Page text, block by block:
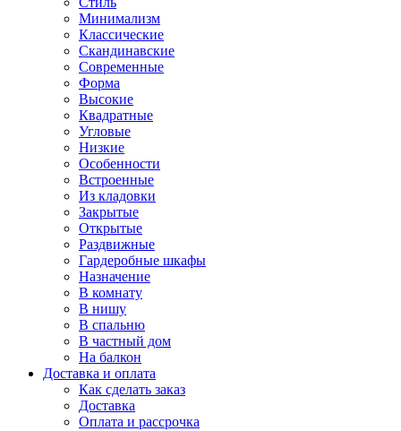
Минимализм
Классические
Скандинавские
Современные
Форма
Высокие
Квадратные
Угловые
Низкие
Особенности
Встроенные
Из кладовки
Закрытые
Открытые
Раздвижные
Гардеробные шкафы
Назначение
В комнату
В нишу
В спальню
В частный дом
На балкон
Доставка и оплата
Как сделать заказ
Доставка
Оплата и рассрочка